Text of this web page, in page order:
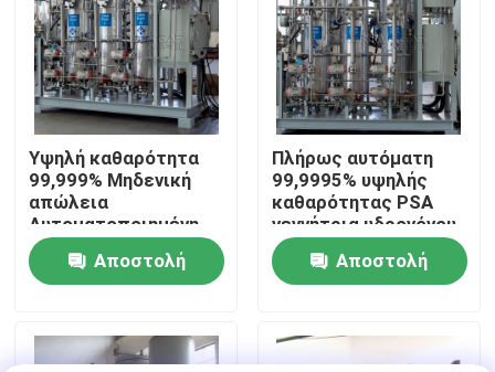
Έλεγχος ποιότητας
Επικοινωνήστε μαζί μας
Ειδήσεις
Ζητήστε μια προσφορά
Παραγωγοί αζώτου PSA
Γεννήτρια αζώτου υψηλής αγνότητας
Υψηλή καθαρότητα
99,999% Μηδενική
απώλεια
Αυτοματοποιημένη
μονάδα καθαρισμού
αερίου υδρογόνου
Αποστολή
Πλήρως αυτόματη
99,9995% υψηλής
καθαρότητας PSA
γεννήτρια υδρογόνου
Αποστολή